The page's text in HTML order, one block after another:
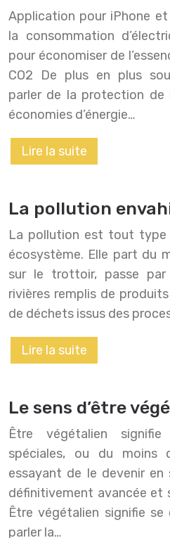
Application pour iPhone
la consommation
pour économiser de
CO2 De plus en plus
parler de la protection de
économies d’énergie…
Lire la suite
La pollution
La pollution est tout type
écosystème. Elle part du
sur le trottoir, passe
rivières remplis de
de déchets issus des
Lire la suite
Le sens d’être
Être végétalien
spéciales, ou du moins
essayant de le devenir
définitivement avancée et
Être végétalien signifie
parler la…